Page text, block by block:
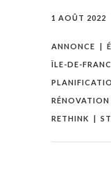
1 AOÛT 2022
ANNONCE
ÎLE-DE-
RÉNOVATION
RETHINK